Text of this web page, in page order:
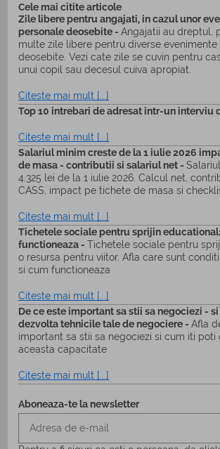
Cele mai citite articole
Zile libere pentru angajati, in cazul unor
personale deosebite -Angajatii au dreptul,
multe zile libere pentru diverse evenimente
deosebite. Vezi cate zile se cuvin pentru
unui copil sau decesul cuiva apropiat.
Citeste mai mult [...]
Top 10 intrebari de adresat intr-un interviu
Citeste mai mult [...]
Salariul minim creste de la 1 iulie 2026
de masa - contributii si salariul net -
4.325 lei de la 1 iulie 2026. Calcul net,
CASS, impact pe tichete de masa si
Citeste mai mult [...]
Tichetele sociale pentru sprijin
functioneaza -Tichetele sociale pentru
o resursa pentru viitor. Afla care sunt
si cum functioneaza
Citeste mai mult [...]
De ce este important sa stii sa negociezi -
dezvolta tehnicile tale de negociere -Afla
important sa stii sa negociezi si cum iti poti
aceasta capacitate
Citeste mai mult [...]
Aboneaza-te la newsletter